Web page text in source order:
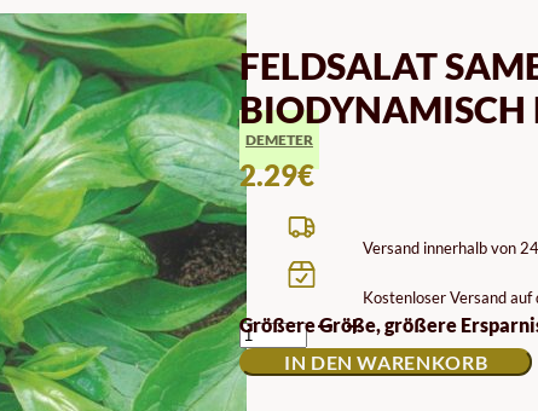
FELDSALAT
BIODYNAMISCH
DEMETER
2.29€
Versand innerhalb von
Kostenloser Versand
Größere Größe, größere
FELDSALAT
SAMEN
GROTE
NOORDHOLLANDSE
IN DEN WARENKORB